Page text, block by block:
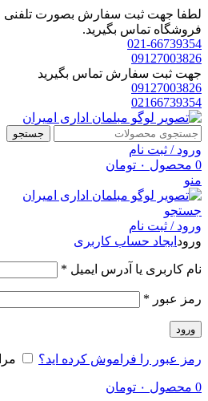
لطفا جهت ثبت سفارش بصورت تلفنی و
فروشگاه تماس بگیرید.
021-66739354
09127003826
جهت ثبت سفارش تماس بگیرید
09127003826
02166739354
جستجو
ورود / ثبت نام
0 محصول ۰ تومان
منو
جستجو
ورود / ثبت نام
ورود ایجاد حساب کاربری
نام کاربری یا آدرس ایمیل *
رمز عبور *
ورود
رمز عبور را فراموش کرده اید؟
0 محصول ۰ تومان